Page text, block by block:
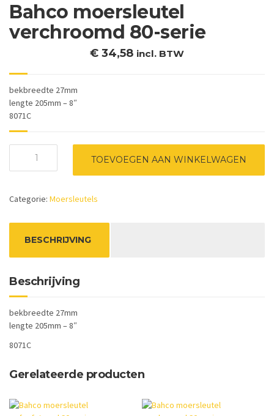
Bahco moersleutel
verchroomd 80-serie
€ 34,58 incl. BTW
bekbreedte 27mm
lengte 205mm – 8″
8071C
moersleutel
serie
TOEVOEGEN AAN WINKELWAGEN
Categorie: Moersleutels
BESCHRIJVING
Beschrijving
bekbreedte 27mm
lengte 205mm – 8″
8071C
Gerelateerde producten